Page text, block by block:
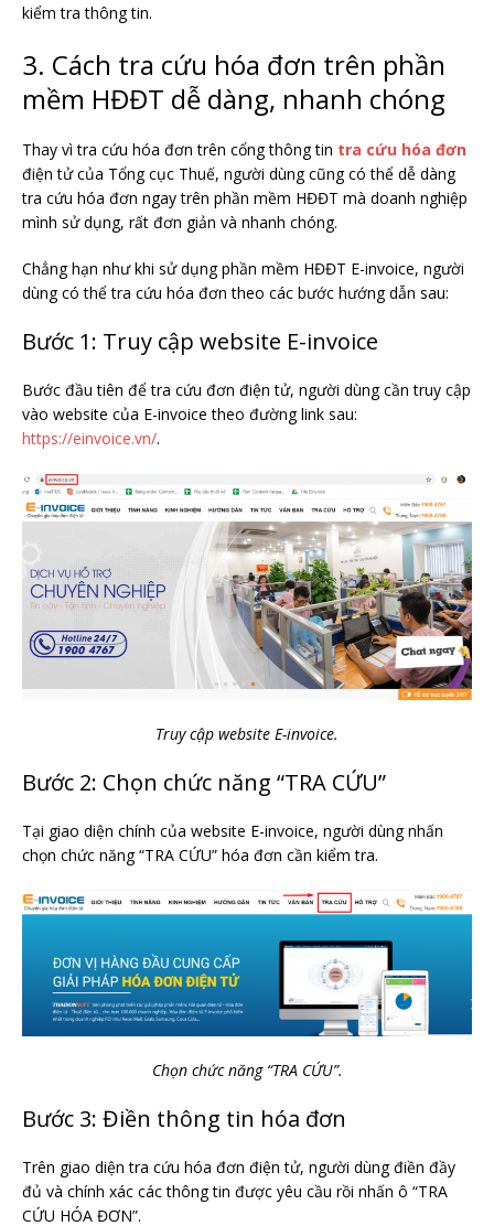
kiểm tra thông tin.
3. Cách tra cứu hóa đơn trên phần
mềm HĐĐT dễ dàng, nhanh chóng
Thay vì tra cứu hóa đơn trên cổng thông tin tra cứu hóa đơn
điện tử của Tổng cục Thuế, người dùng cũng có thể dễ dàng
tra cứu hóa đơn ngay trên phần mềm HĐĐT mà doanh nghiệp
mình sử dụng, rất đơn giản và nhanh chóng.
Chẳng hạn như khi sử dụng phần mềm HĐĐT E-invoice, người
dùng có thể tra cứu hóa đơn theo các bước hướng dẫn sau:
Bước 1: Truy cập website E-invoice
Bước đầu tiên để tra cứu đơn điện tử, người dùng cần truy cập
vào website của E-invoice theo đường link sau:
https://einvoice.vn/.
Truy cập website E-invoice.
Bước 2: Chọn chức năng “TRA CỨU”
Tại giao diện chính của website E-invoice, người dùng nhấn
chọn chức năng “TRA CỨU” hóa đơn cần kiểm tra.
Chọn chức năng “TRA CỨU”.
Bước 3: Điền thông tin hóa đơn
Trên giao diện tra cứu hóa đơn điện tử, người dùng điền đầy
đủ và chính xác các thông tin được yêu cầu rồi nhấn ô “TRA
CỨU HÓA ĐƠN”.